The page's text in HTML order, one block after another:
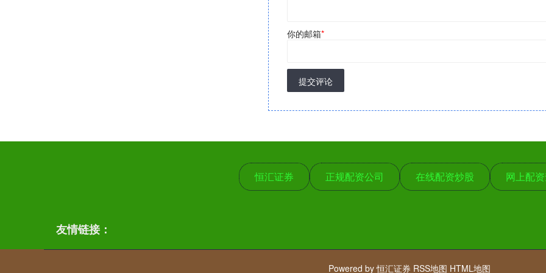
你的邮箱*
提交评论
恒汇证券 正规配资公司 在线配资炒股 网上配
友情链接：
Powered by恒汇证券 RSS地图 HTML地图